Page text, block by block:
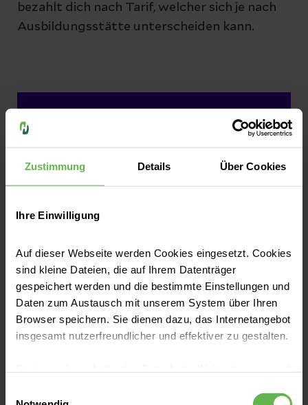
Zustimmung Details Über Cookies
Ihre Einwilligung
Auf dieser Webseite werden Cookies eingesetzt. Cookies
sind kleine Dateien, die auf Ihrem Datenträger
gespeichert werden und die bestimmte Einstellungen und
Daten zum Austausch mit unserem System über Ihren
Browser speichern. Sie dienen dazu, das Internetangebot
insgesamt nutzerfreundlicher und effektiver zu gestalten.
eingesetzt werden.
bezahlt dich nach Tarif, welcher sich je nach
Ausbildungsstätte unterscheiden kann.
Wenn Pflegeassistenz-Ausbildung,
dann bei Helios?
Bewerbung!
Alle offenen Ausbildungsstellen
Jetzt in 2 Minuten bewerben